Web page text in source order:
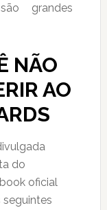
grandes
NÃO
AO
do
oficial